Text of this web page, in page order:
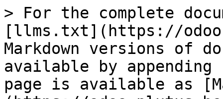
> For the complete
[llms.txt](https://
Markdown versions of
available by
page is available as